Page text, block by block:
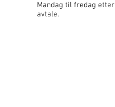
Mandag til fredag etter
avtale.